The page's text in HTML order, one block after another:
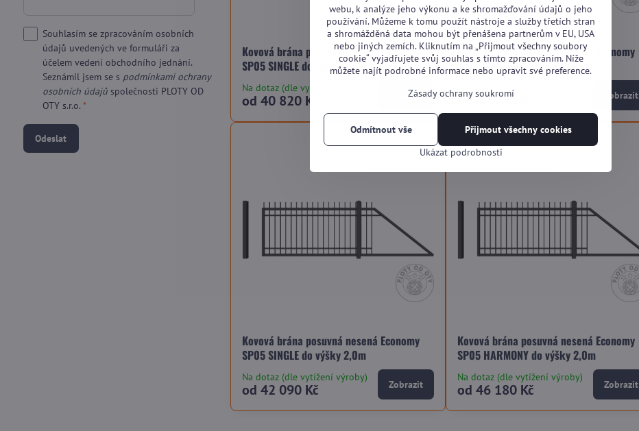
Kovová brána posuvná nesená Economy
SP05 SINGLE do výšky 1,5m
Na dotaz (dle vytížení výroby)
od 40 820 Kč Zobrazit
Kovová brána posuvná nesená Economy
SP05 HARMONY do výšky 1,5m
Na dotaz (dle vytížení výroby)
od 44 800 Kč Zobrazit
Kovová brána posuvná nesená Economy
SP05 SINGLE do výšky 2,0m
Na dotaz (dle vytížení výroby)
od 42 090 Kč Zobrazit
Kovová brána posuvná nesená Economy
SP05 HARMONY do výšky 2,0m
Na dotaz (dle vytížení výroby)
od 46 180 Kč Zobrazit
Souhlasím se zpracováním osobních
údajů uvedených ve formuláři za
účelem vedení obchodního jednání.
Seznámil jsem se s podmínkami ochrany
osobních údajů společnosti PLOTY OD
OTY s.r.o. *
Odeslat
webu, k analýze jeho výkonu a ke shromažďování údajů o jeho
používání. Můžeme k tomu použít nástroje a služby třetích stran
a shromážděná data mohou být přenášena partnerům v EU, USA
nebo jiných zemích. Kliknutím na „Přijmout všechny soubory
cookie“ vyjadřujete svůj souhlas s tímto zpracováním. Níže
můžete najít podrobné informace nebo upravit své preference.
Zásady ochrany soukromí
Ukázat podrobnosti
Přijmout všechny cookies
Odmítnout vše